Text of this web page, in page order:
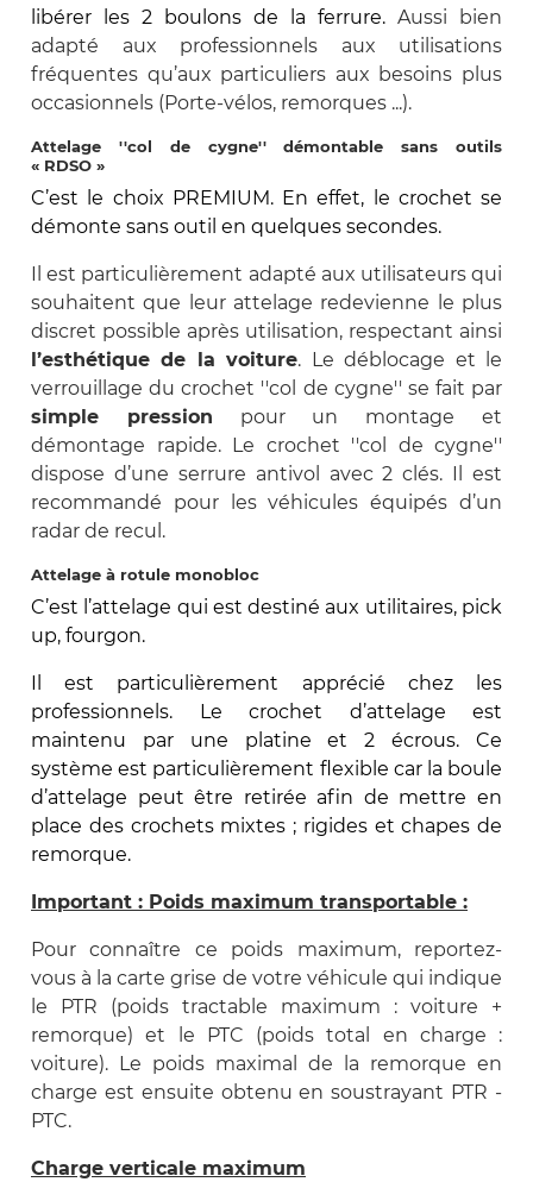
libérer les 2 boulons de la ferrure. Aussi bien
adapté aux professionnels aux utilisations
fréquentes qu’aux particuliers aux besoins plus
occasionnels (Porte-vélos, remorques ...).
Attelage ''col de cygne'' démontable sans outils
« RDSO »
C’est le choix PREMIUM. En effet, le crochet se
démonte sans outil en quelques secondes.
Il est particulièrement adapté aux utilisateurs qui
souhaitent que leur attelage redevienne le plus
discret possible après utilisation, respectant ainsi
l’esthétique de la voiture. Le déblocage et le
verrouillage du crochet ''col de cygne'' se fait par
simple pression pour un montage et
démontage rapide. Le crochet ''col de cygne''
dispose d’une serrure antivol avec 2 clés. Il est
recommandé pour les véhicules équipés d’un
radar de recul.
Attelage à rotule monobloc
C’est l’attelage qui est destiné aux utilitaires, pick
up, fourgon.
Il est particulièrement apprécié chez les
professionnels. Le crochet d’attelage est
maintenu par une platine et 2 écrous. Ce
système est particulièrement flexible car la boule
d’attelage peut être retirée afin de mettre en
place des crochets mixtes ; rigides et chapes de
remorque.
Important : Poids maximum transportable :
Pour connaître ce poids maximum, reportez-
vous à la carte grise de votre véhicule qui indique
le PTR (poids tractable maximum : voiture +
remorque) et le PTC (poids total en charge :
voiture). Le poids maximal de la remorque en
charge est ensuite obtenu en soustrayant PTR -
PTC.
Charge verticale maximum